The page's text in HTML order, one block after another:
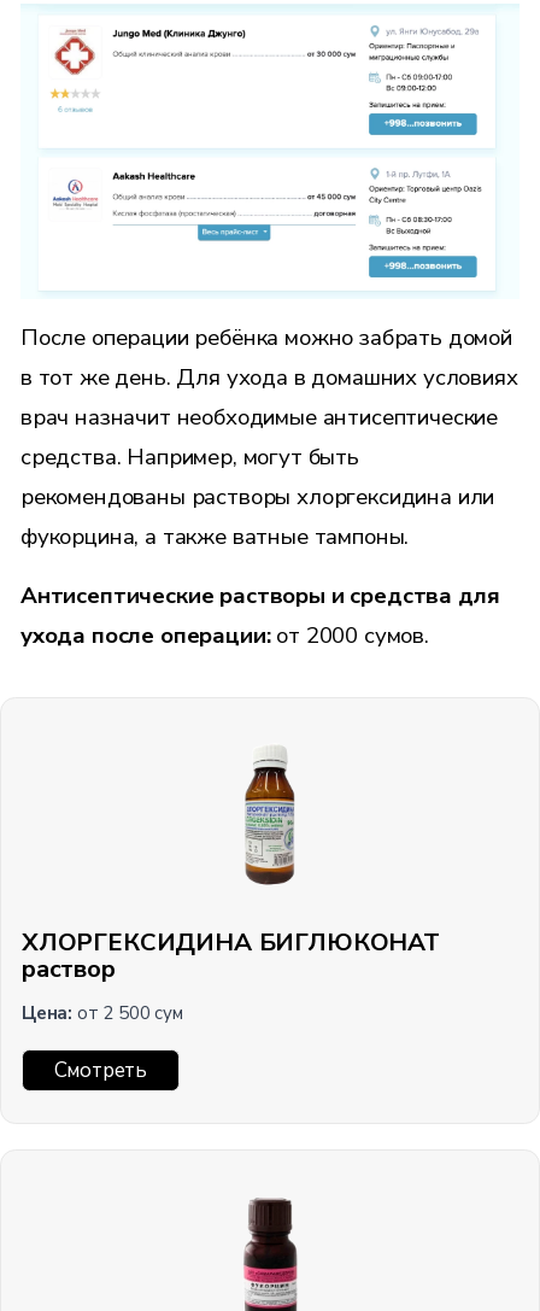
После операции ребёнка можно забрать домой
в тот же день. Для ухода в домашних условиях
врач назначит необходимые антисептические
средства. Например, могут быть
рекомендованы растворы хлоргексидина или
фукорцина, а также ватные тампоны.
Антисептические растворы и средства для
ухода после операции:от 2000 сумов.
ХЛОРГЕКСИДИНА БИГЛЮКОНАТ
раствор
Цена: от 2 500 сум
Смотреть